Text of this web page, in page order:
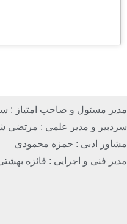
مدیر مسئول و صاحب امتیاز :
سردبیر و مدیر علمی : مرتضی
مشاور ادبی : حمزه محمودی
مدیر فنی و اجرایی : فائزه